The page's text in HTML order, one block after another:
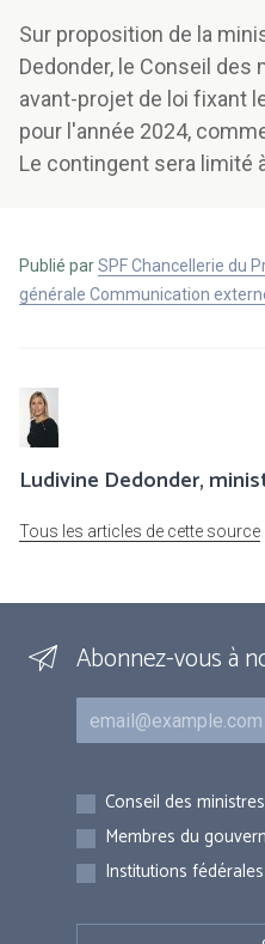
Sur proposition de la
Dedonder, le Conseil des
avant-projet de loi fixant
pour l'année 2024,
Le contingent sera limité
Publié parSPF Chancellerie du
générale Communication
Ludivine Dedonder,
Tous les articles de cette source
Abonnez-vous à
Courriel
Inscriptions
Conseil des ministres
Membres du
Institutions fédérales